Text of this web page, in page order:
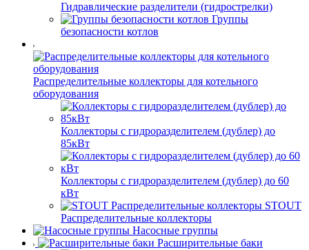
Гидравлические разделители (гидрострелки)
Группы
безопасности котлов
Распределительные коллекторы для котельного
оборудования
Коллекторы с гидроразделителем (дублер) до
85кВт
Коллекторы с гидроразделителем (дублер) до 60
кВт
STOUT
Распределительные коллекторы
Насосные группы
Расширительные баки